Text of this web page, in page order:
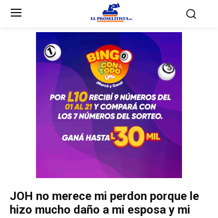
Partidos Políticos
Partido Liberal
Unificación Democrática
Anticorrupción
Partidos Políticos
Partido Liberal
Unificación Democrática
Anticorrupción
JOH no merece mi perdon porque le
hizo mucho daño a mi esposa y mi